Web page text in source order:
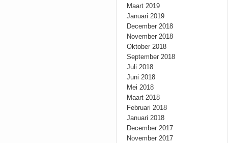
Maart 2019
Januari 2019
December 2018
November 2018
Oktober 2018
September 2018
Juli 2018
Juni 2018
Mei 2018
Maart 2018
Februari 2018
Januari 2018
December 2017
November 2017